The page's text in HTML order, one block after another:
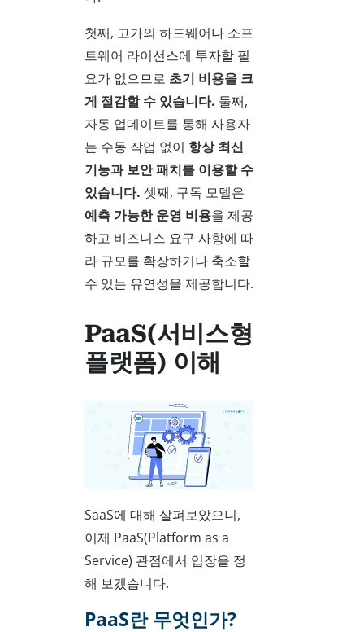
첫째, 고가의 하드웨어나 소프
트웨어 라이선스에 투자할 필
요가 없으므로 초기 비용을 크
게 절감할 수 있습니다. 둘째,
자동 업데이트를 통해 사용자
는 수동 작업 없이 항상 최신
기능과 보안 패치를 이용할 수
있습니다. 셋째, 구독 모델은
예측 가능한 운영 비용을 제공
하고 비즈니스 요구 사항에 따
라 규모를 확장하거나 축소할
수 있는 유연성을 제공합니다.
PaaS(서비스형
플랫폼) 이해
SaaS에 대해 살펴보았으니,
이제 PaaS(Platform as a
Service) 관점에서 입장을 정
해 보겠습니다.
PaaS란 무엇인가?